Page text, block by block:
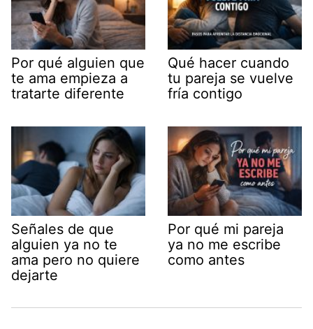
Por qué alguien que
te ama empieza a
tratarte diferente
Qué hacer cuando
tu pareja se vuelve
fría contigo
Señales de que
alguien ya no te
ama pero no quiere
dejarte
Por qué mi pareja
ya no me escribe
como antes